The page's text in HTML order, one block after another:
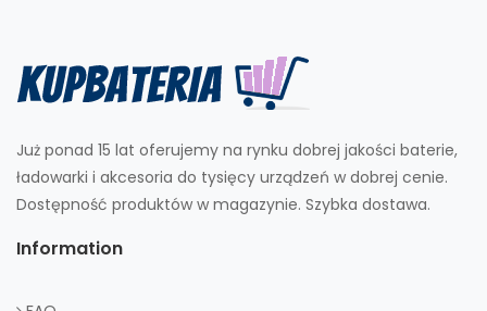
Już ponad 15 lat oferujemy na rynku dobrej jakości baterie,
ładowarki i akcesoria do tysięcy urządzeń w dobrej cenie.
Dostępność produktów w magazynie. Szybka dostawa.
Information